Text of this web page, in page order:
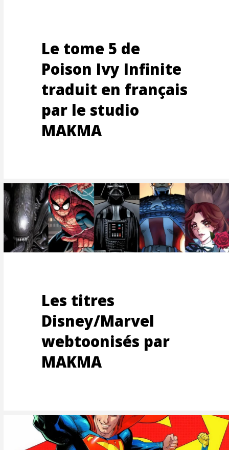
Le tome 5 de
Poison Ivy Infinite
traduit en français
par le studio
MAKMA
Les titres
Disney/Marvel
webtoonisés par
MAKMA